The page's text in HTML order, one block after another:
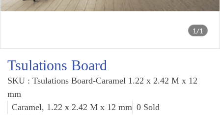
1/1
Tsulations Board
SKU : Tsulations Board-Caramel 1.22 x 2.42 M x 12
mm
Caramel, 1.22 x 2.42 M x 12 mm 0 Sold